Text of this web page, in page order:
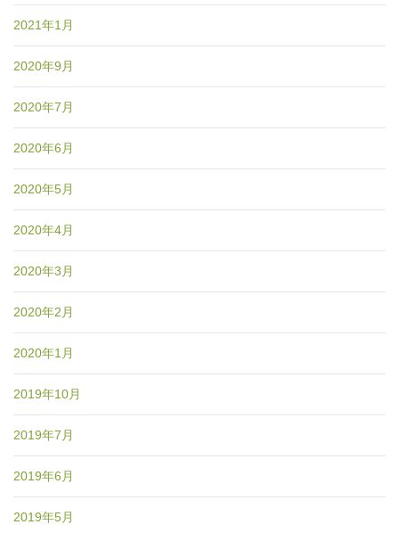
2021年1月
2020年9月
2020年7月
2020年6月
2020年5月
2020年4月
2020年3月
2020年2月
2020年1月
2019年10月
2019年7月
2019年6月
2019年5月